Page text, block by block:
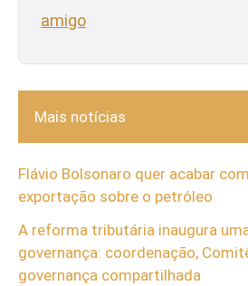
amigo
Mais notícias
Flávio Bolsonaro quer acabar
exportação sobre o petróleo
A reforma tributária inaugura
governança: coordenação,
governança compartilhada